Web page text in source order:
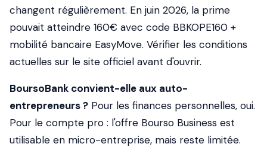
changent régulièrement. En juin 2026, la prime
pouvait atteindre 160€ avec code BBKOPE160 +
mobilité bancaire EasyMove. Vérifier les conditions
actuelles sur le site officiel avant d'ouvrir.
BoursoBank convient-elle aux auto-
entrepreneurs ? Pour les finances personnelles, oui.
Pour le compte pro : l'offre Bourso Business est
utilisable en micro-entreprise, mais reste limitée.